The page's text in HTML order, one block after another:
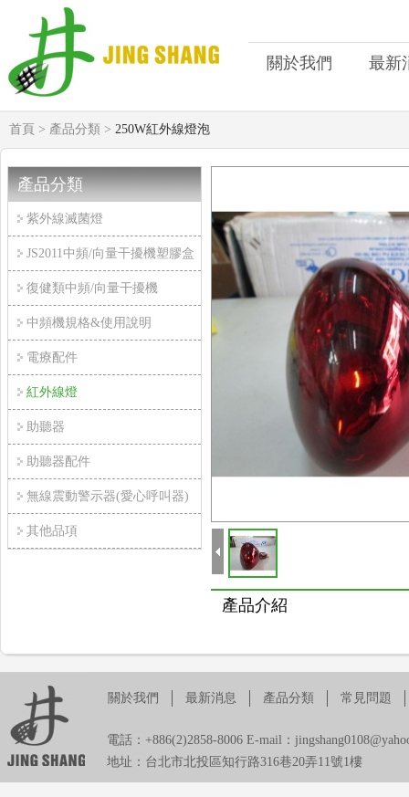
關於我們 最新
首頁 > 產品分類 > 250W紅外線燈泡
產品分類
紫外線滅菌燈
JS2011中頻/向量干擾機塑膠盒
復健類中頻/向量干擾機
中頻機規格&使用說明
電療配件
紅外線燈
助聽器
助聽器配件
無線震動警示器(愛心呼叫器)
其他品項
產品介紹
關於我們 最新消息 產品分類 常見問題
電話：+886(2)2858-8006 E-mail：
地址：台北市北投區知行路316巷20弄11號1樓